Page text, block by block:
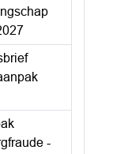
-